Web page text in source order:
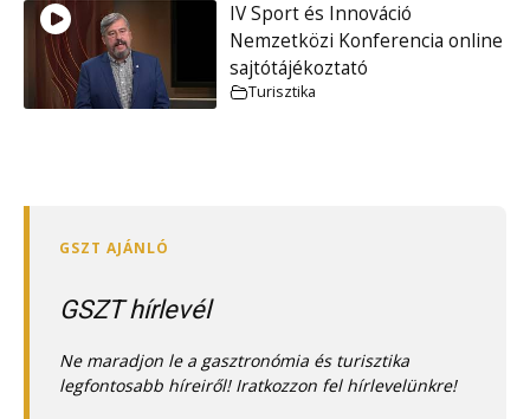
IV Sport és Innováció
Nemzetközi Konferencia online
sajtótájékoztató
Turisztika
GSZT hírlevél
Ne maradjon le a gasztronómia és turisztika
legfontosabb híreiről! Iratkozzon fel hírlevelünkre!